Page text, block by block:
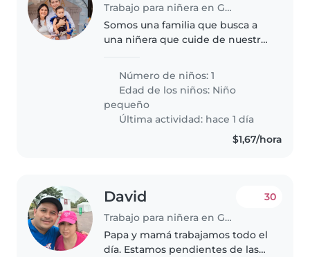
Trabajo para niñera en Guayaquil
Somos una familia que busca a
una niñera que cuide de nuestro
cómodo con presencia de
mascotas y que le gusten mucho
los niños...
Número de niños: 1
Edad de los niños: Niño
pequeño
Última actividad: hace 1 día
$1,67/hora
David
Trabajo para niñera en Guayaquil
30
Papa y mamá trabajamos todo el
día. Estamos pendientes de las